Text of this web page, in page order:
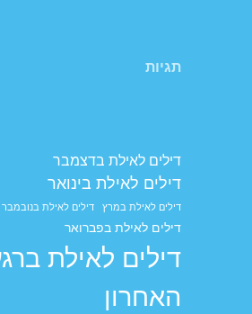
תגיות
דילים לאילת בדצמבר
דילים לאילת בינואר
דילים לאילת במרץ דילים לאילת בנובמבר
דילים לאילת בפברואר
דילים לאילת
האחרון